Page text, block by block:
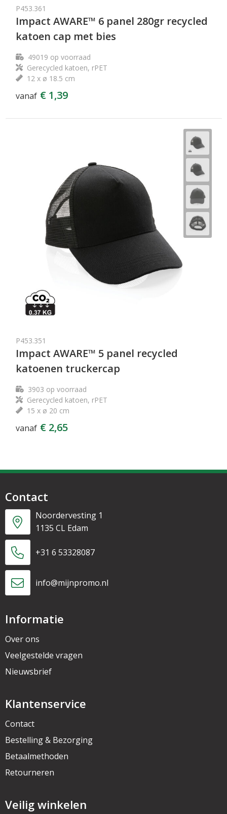
P453.361
Impact AWARE™ 6 panel 280gr recycled
katoen cap met bies
49019 op voorraad
Gerecycled katoen, rPET
12 x ø 18.5 cm
vanaf € 1,39
P453.351
Impact AWARE™ 5 panel recycled
katoenen truckercap
3903 op voorraad
Gerecycled katoen, rPET
15 x ø 20 cm
vanaf € 2,65
Contact
Noordervesting 1
1135 CL Edam
+31 6 53328087
info@mijnpromo.nl
Informatie
Over ons
Veelgestelde vragen
Nieuwsbrief
Klantenservice
Contact
Bestelling & Bezorging
Betaalmethoden
Retourneren
Veilig winkelen